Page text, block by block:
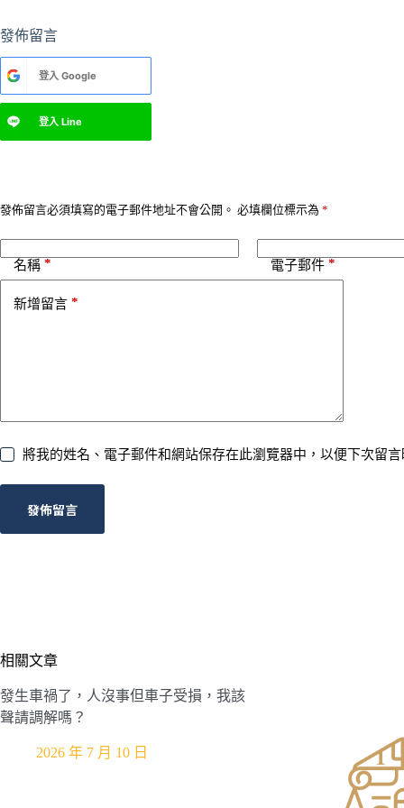
發佈留言
登入 Google
登入 Line
發佈留言必須填寫的電子郵件地址不會公開。 必填欄位標示為 *
名稱 * 電子郵件 *
新增留言 *
將我的姓名、電子郵件和網站保存在此瀏覽器中，以便下次留
發佈留言
A
t
n
v
:
相關文章
發生車禍了，人沒事但車子受損，我該
聲請調解嗎？
2026 年 7 月 10 日